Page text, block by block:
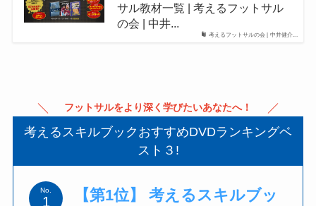
考えるフットサルの会 | 中井健介...
サル教材一覧 | 考えるフットサル
の会 | 中井...
フットサルをより深く学びたいあなたへ！
考えるスキルブックおすすめDVDランキングベ
スト３!
No.
【第1位】 考えるスキルブッ